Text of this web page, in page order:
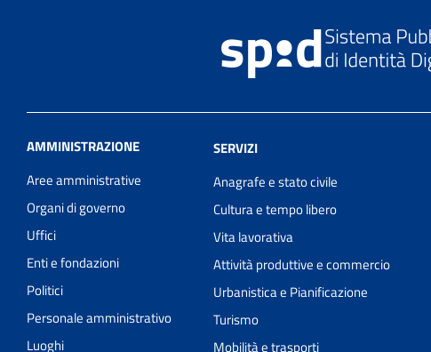
AMMINISTRAZIONE
Aree amministrative
Organi di governo
Uffici
Enti e fondazioni
Politici
Personale amministrativo
Luoghi
SERVIZI
Anagrafe e stato civile
Cultura e tempo libero
Vita lavorativa
Attività produttive e commercio
Urbanistica e Pianificazione
Turismo
Mobilità e trasporti